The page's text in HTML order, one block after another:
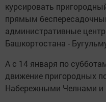
курсировать
прямым
административные
Башкортостана -
А с 14 января по
движение пригородных
Набережными Челнами и